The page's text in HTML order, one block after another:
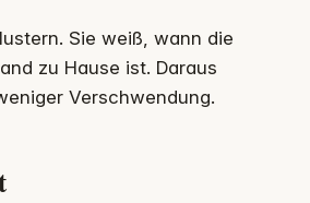
Sie weiß, wann die
zu Hause ist. Daraus
Verschwendung.